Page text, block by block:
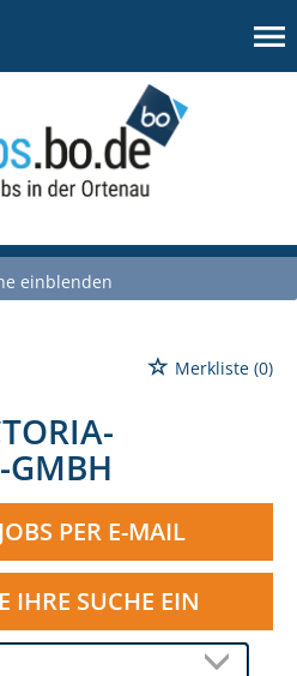
einblenden
Merkliste (0)
GMBH
PER E-MAIL
IHRE SUCHE EIN